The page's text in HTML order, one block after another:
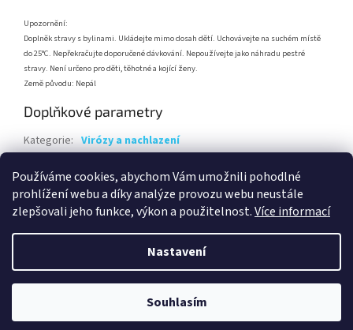
Používáme cookies, abychom Vám umožnili pohodlné
prohlížení webu a díky analýze provozu webu neustále
zlepšovali jeho funkce, výkon a použitelnost.Více informací
Nastavení
Souhlasím
Upozornění:
Doplněk stravy s bylinami. Ukládejte mimo dosah dětí. Uchovávejte na suchém místě
do 25°C. Nepřekračujte doporučené dávkování. Nepoužívejte jako náhradu pestré
stravy. Není určeno pro děti, těhotné a kojící ženy.
Země původu: Nepál
Doplňkové parametry
Kategorie: Virózy a nachlazení
EAN: 8594060590011
Vytvořil Shoptet
Energy uzdravuje. Všechna práva vyhrazena.